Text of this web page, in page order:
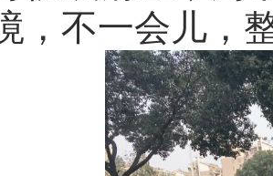
，不一会儿，